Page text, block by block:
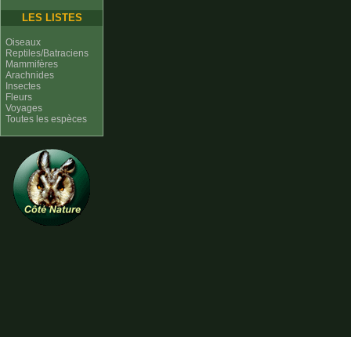
LES LISTES
Oiseaux
Reptiles/Batraciens
Mammifères
Arachnides
Insectes
Fleurs
Voyages
Toutes les espèces